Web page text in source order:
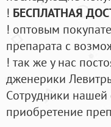
! БЕСПЛАТНАЯ
! оптовым
препарата с
! так же у нас
дженерики
Cотрудники
приобретение